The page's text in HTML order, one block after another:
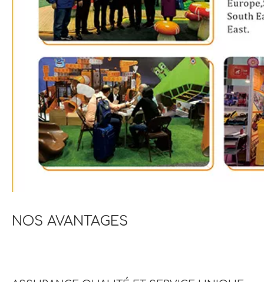
NOS AVANTAGES